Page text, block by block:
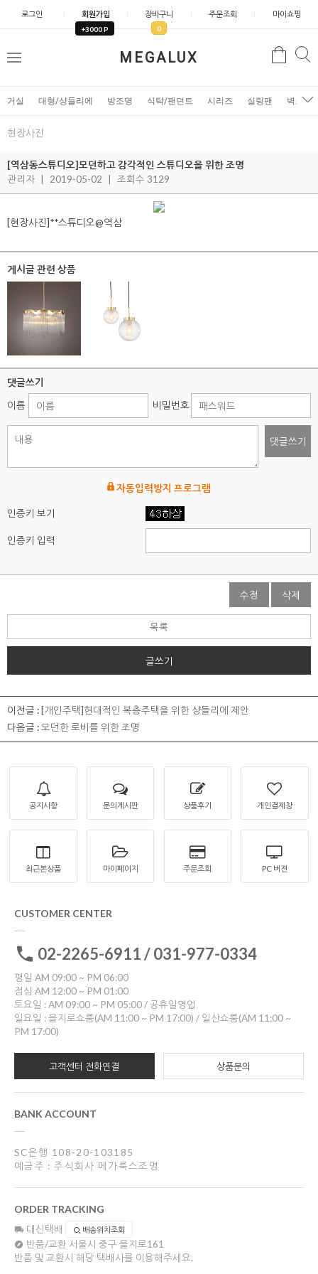
로그인 회원가입
+3000 P
장바구니
0
주문조회 마이쇼핑
MEGALUX
메
검
거실 대형/샹들리에 방조명 식탁/팬던트 시리즈 실링팬 벽조명
현장사진
[역삼동스튜디오]모던하고 감각적인 스튜디오을 위한 조명
관리자
2019-05-02 조회수 3129
[현장사진]**스튜디오@역삼
게시글 관련 상품
댓글쓰기
이름
비밀번호
댓글쓰기
자동입력방지 프로그램
인증키 보기
인증키 입력
수정 삭제
목록
글쓰기
이전글 : [개인주택]현대적인 복층주택을 위한 샹들리에 제안
다음글 :모던한 로비를 위한 조명
공지사항 문의게시판 상품후기 개인결제창
최근본상품 마이페이지 주문조회 PC 버젼
CUSTOMER CENTER
02-2265-6911 / 031-977-0334
평일 AM 09:00 ~ PM 06:00
점심 AM 12:00 ~ PM 01:00
토요일 : AM 09:00 ~ PM 05:00 / 공휴일영업
일요일 : 을지로쇼룸(AM 11:00 ~ PM 17:00) / 일산쇼룸(AM 11:00 ~
PM 17:00)
고객센터 전화연결 상품문의
BANK ACCOUNT
SC은행 108-20-103185
예금주 : 주식회사 메가룩스조명
ORDER TRACKING
대신택배 배송위치조회
반품/교환 서울시 중구 을지로161
반품 및 교환시 해당 택배사를 이용해주세요.